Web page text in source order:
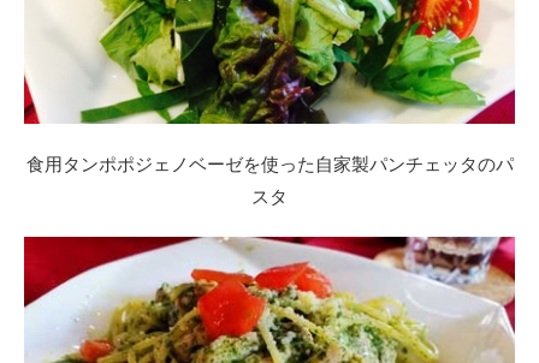
食用タンポポジェノベーゼを使った自家製パンチェッタのパ
スタ